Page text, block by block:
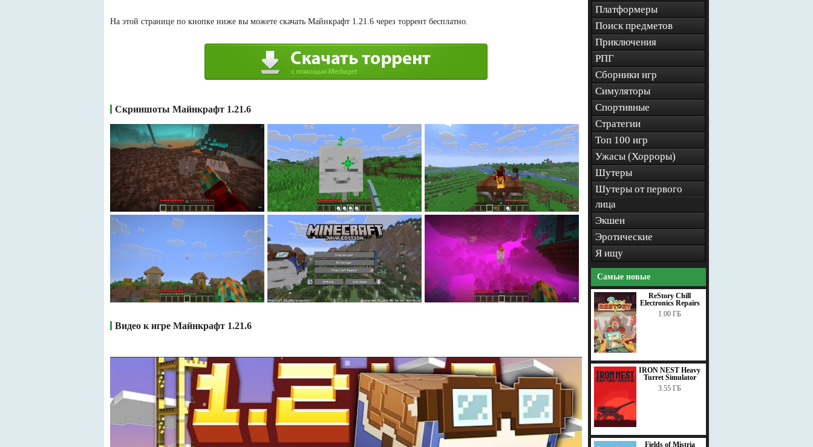
На этой странице по кнопке ниже вы можете скачать Майнкрафт 1.21.6 через торрент бесплатно.
Скриншоты Майнкрафт 1.21.6
Видео к игре Майнкрафт 1.21.6
Платформеры
Поиск предметов
Приключения
РПГ
Сборники игр
Симуляторы
Спортивные
Стратегии
Топ 100 игр
Ужасы (Хорроры)
Шутеры
Шутеры от первого
лица
Экшен
Эротические
Я ищу
Самые новые
ReStory Chill
Electronics Repairs
1.00 ГБ
IRON NEST Heavy
Turret Simulator
3.55 ГБ
Fields of Mistria